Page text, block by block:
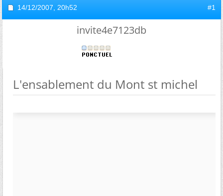
14/12/2007, 20h52 #1
invite4e7123db
L'ensablement du Mont st michel